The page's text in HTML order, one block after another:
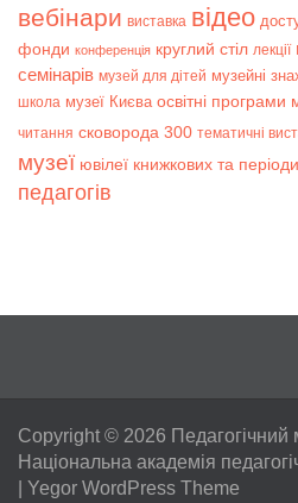
вебінари виставка відео
фонди конференція круглий стіл лекції
семінарів музей для дітей музейні
школа музеї Києва освітні програми
читання сковорода 300 тематичні
музеї ювілеї книжкових та
педагогів
Copyright © 2026 Педагогічний
Національна академія
Yegor WordPress Theme